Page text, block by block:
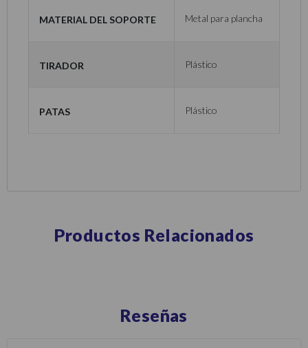
Material del soporte Metal para plancha
Tirador Plástico
Patas Plástico
Productos Relacionados
Reseñas